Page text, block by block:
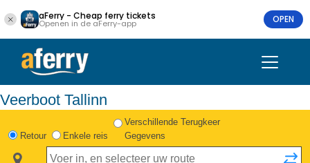
aFerry - Cheap ferry tickets
Openen in de aFerry-app OPEN
Veerboot Tallinn
Retour Enkele reis
Verschillende Terugkeer
Gegevens